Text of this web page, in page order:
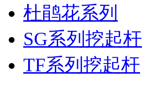
杜鹃花系列
SG系列挖起杆
TF系列挖起杆